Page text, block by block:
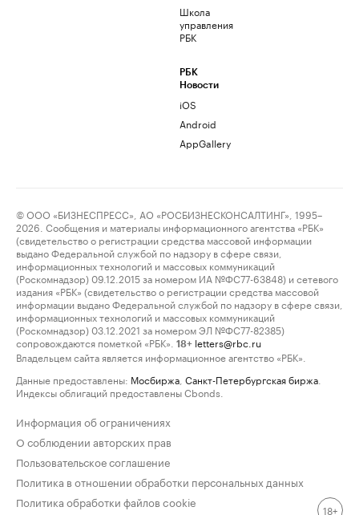
Школа
управления
РБК
РБК
Новости
iOS
Android
AppGallery
© ООО «БИЗНЕСПРЕСС», АО «РОСБИЗНЕСКОНСАЛТИНГ», 1995–
2026. Сообщения и материалы информационного агентства «РБК»
(свидетельство о регистрации средства массовой информации
выдано Федеральной службой по надзору в сфере связи,
информационных технологий и массовых коммуникаций
(Роскомнадзор) 09.12.2015 за номером ИА №ФС77-63848) и сетевого
издания «РБК» (свидетельство о регистрации средства массовой
информации выдано Федеральной службой по надзору в сфере связи,
информационных технологий и массовых коммуникаций
(Роскомнадзор) 03.12.2021 за номером ЭЛ №ФС77-82385)
сопровождаются пометкой «РБК».
18+ letters@rbc.ru
Владельцем сайта является информационное агентство «РБК».
Данные предоставлены: Мосбиржа Санкт-Петербургская биржа
Индексы облигаций предоставлены Cbonds.
Информация об ограничениях
О соблюдении авторских прав
Пользовательское соглашение
Политика в отношении обработки персональных данных
Политика обработки файлов cookie
18+